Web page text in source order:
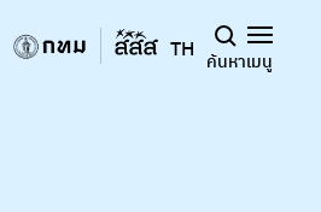
TH ค้นหาเมนู